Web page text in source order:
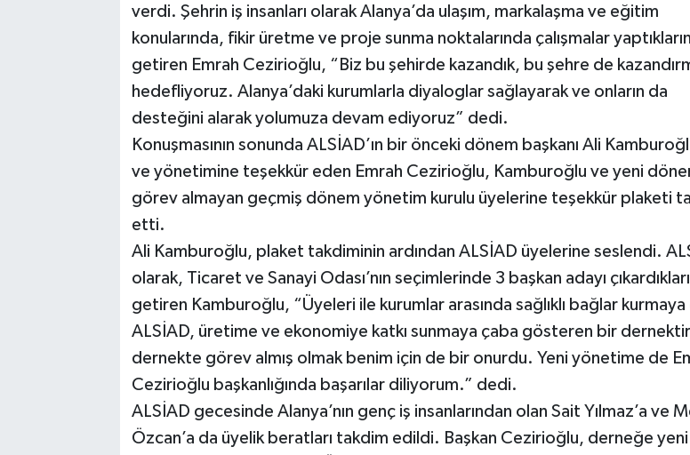
verdi. Şehrin iş insanları olarak Alanya’da ulaşım, markalaşma ve eğitim
konularında, fikir üretme ve proje sunma noktalarında çalışmalar
getiren Emrah Cezirioğlu, “Biz bu şehirde kazandık, bu şehre de
hedefliyoruz. Alanya’daki kurumlarla diyaloglar sağlayarak ve onların da
desteğini alarak yolumuza devam ediyoruz” dedi.
Konuşmasının sonunda ALSİAD’ın bir önceki dönem başkanı Ali
ve yönetimine teşekkür eden Emrah Cezirioğlu, Kamburoğlu ve yeni
görev almayan geçmiş dönem yönetim kurulu üyelerine teşekkür plaketi
etti.
Ali Kamburoğlu, plaket takdiminin ardından ALSİAD üyelerine seslendi.
olarak, Ticaret ve Sanayi Odası’nın seçimlerinde 3 başkan adayı
getiren Kamburoğlu, “Üyeleri ile kurumlar arasında sağlıklı bağlar kurmaya
ALSİAD, üretime ve ekonomiye katkı sunmaya çaba gösteren bir
dernekte görev almış olmak benim için de bir onurdu. Yeni yönetime de
Cezirioğlu başkanlığında başarılar diliyorum.” dedi.
ALSİAD gecesinde Alanya’nın genç iş insanlarından olan Sait Yılmaz’a ve
Özcan’a da üyelik beratları takdim edildi. Başkan Cezirioğlu, derneğe yeni